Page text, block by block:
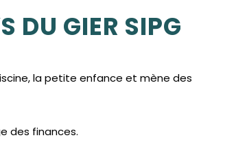
DU GIER SIPG
la petite enfance et mène des
des finances.